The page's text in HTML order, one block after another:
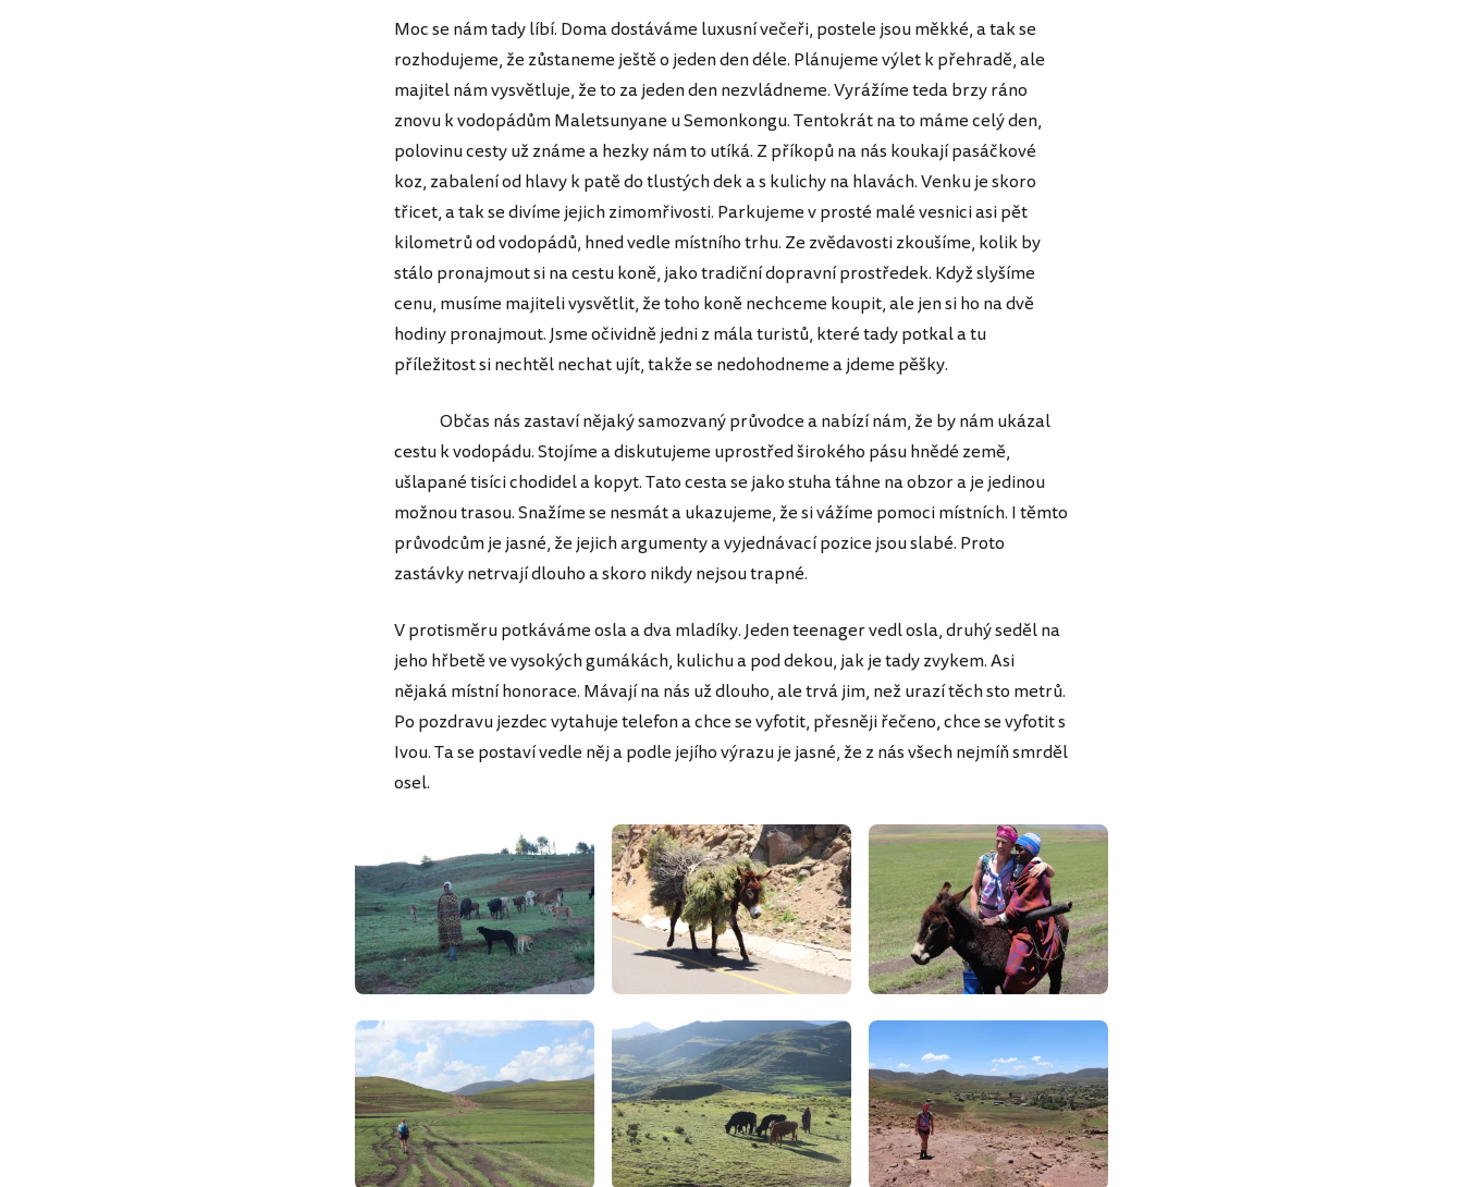
Moc se nám tady líbí. Doma dostáváme luxusní večeři, postele jsou měkké, a tak se
rozhodujeme, že zůstaneme ještě o jeden den déle. Plánujeme výlet k přehradě, ale
majitel nám vysvětluje, že to za jeden den nezvládneme. Vyrážíme teda brzy ráno
znovu k vodopádům Maletsunyane u Semonkongu. Tentokrát na to máme celý den,
polovinu cesty už známe a hezky nám to utíká. Z příkopů na nás koukají pasáčkové
koz, zabalení od hlavy k patě do tlustých dek a s kulichy na hlavách. Venku je skoro
třicet, a tak se divíme jejich zimomřivosti. Parkujeme v prosté malé vesnici asi pět
kilometrů od vodopádů, hned vedle místního trhu. Ze zvědavosti zkoušíme, kolik by
stálo pronajmout si na cestu koně, jako tradiční dopravní prostředek. Když slyšíme
cenu, musíme majiteli vysvětlit, že toho koně nechceme koupit, ale jen si ho na dvě
hodiny pronajmout. Jsme očividně jedni z mála turistů, které tady potkal a tu
příležitost si nechtěl nechat ujít, takže se nedohodneme a jdeme pěšky.
Občas nás zastaví nějaký samozvaný průvodce a nabízí nám, že by nám ukázal
cestu k vodopádu. Stojíme a diskutujeme uprostřed širokého pásu hnědé země,
ušlapané tisíci chodidel a kopyt. Tato cesta se jako stuha táhne na obzor a je jedinou
možnou trasou. Snažíme se nesmát a ukazujeme, že si vážíme pomoci místních. I těmto
průvodcům je jasné, že jejich argumenty a vyjednávací pozice jsou slabé. Proto
zastávky netrvají dlouho a skoro nikdy nejsou trapné.
V protisměru potkáváme osla a dva mladíky. Jeden teenager vedl osla, druhý seděl na
jeho hřbetě ve vysokých gumákách, kulichu a pod dekou, jak je tady zvykem. Asi
nějaká místní honorace. Mávají na nás už dlouho, ale trvá jim, než urazí těch sto metrů.
Po pozdravu jezdec vytahuje telefon a chce se vyfotit, přesněji řečeno, chce se vyfotit s
Ivou. Ta se postaví vedle něj a podle jejího výrazu je jasné, že z nás všech nejmíň smrděl
osel.